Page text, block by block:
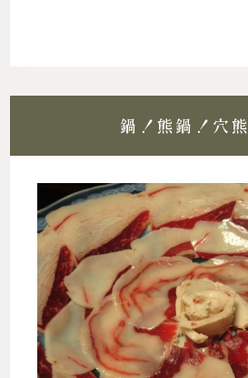
鍋！熊鍋！穴